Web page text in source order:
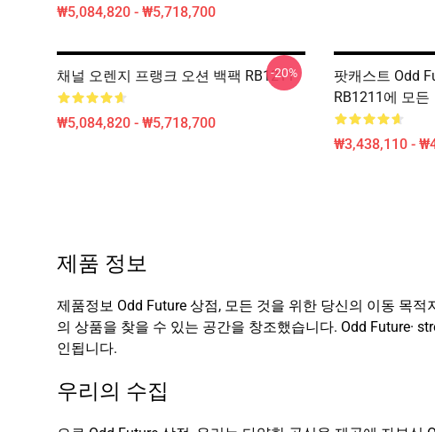
₩5,084,820 - ₩5,718,700
채널 오렌지 프랭크 오션 백팩 RB1211
₩5,084,820 - ₩5,718,700
-20%
팟캐스트 Odd
RB1211에 모든
₩3,438,110 -
제품 정보
제품정보 Odd Future 상점, 모든 것을 위한 당신의 이동 목
의 상품을 찾을 수 있는 공간을 창조했습니다. Odd Future·
인됩니다.
우리의 수집